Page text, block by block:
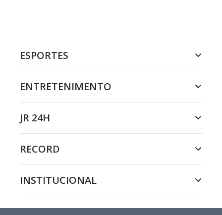
ESPORTES
ENTRETENIMENTO
JR 24H
RECORD
INSTITUCIONAL